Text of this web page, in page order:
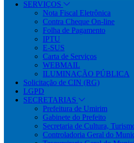
SERVIÇOS
Nota Fiscal Eletrônica
Contra Cheque On-line
Folha de Pagamento
IPTU
E-SUS
Carta de Serviços
WEBMAIL
ILUMINAÇÃO PÚBLICA
Solicitação de CIN (RG)
LGPD
SECRETARIAS
Prefeitura de Umirim
Gabinete do Prefeito
Secretaria de Cultura,
Controladoria Geral do